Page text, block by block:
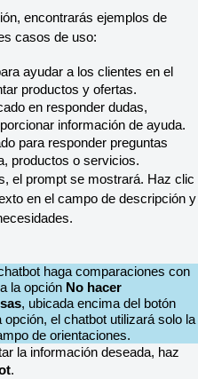
encontrarás ejemplos de
casos de uso:
ayudar a los clientes en el
productos y ofertas.
en responder dudas,
información de ayuda.
para responder preguntas
productos o servicios.
el prompt se mostrará. Haz clic
en el campo de descripción y
haga comparaciones con
la opción No hacer
opción, el chatbot utilizará solo la
de orientaciones.
la información deseada, haz
.